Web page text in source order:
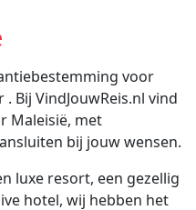
voor
Bij VindJouwReis.nl vind
Maleisië, met
bij jouw wensen.
luxe resort, een gezellig
hotel, wij hebben het